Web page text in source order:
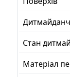
Стан
Матеріал